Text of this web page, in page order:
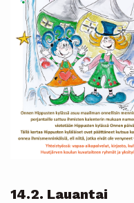
14.2. Lauantai